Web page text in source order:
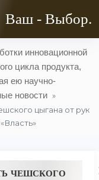
Ваш - Выбор.
инновационной
цикла продукта,
ею научно-
новости »
цыгана от рук
чешского